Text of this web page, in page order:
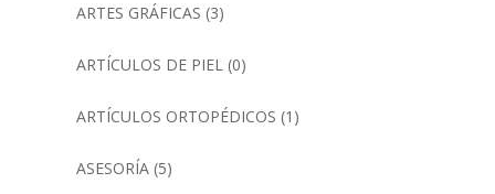
ARTES GRÁFICAS (3)
ARTÍCULOS DE PIEL(0)
ARTÍCULOS ORTOPÉDICOS (1)
ASESORÍA(5)